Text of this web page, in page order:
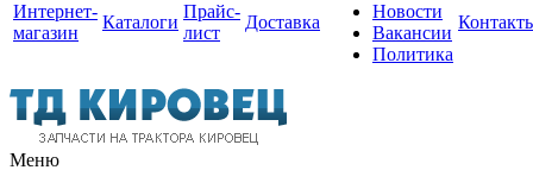
Интернет-
магазин
Каталоги
Прайс-
лист
Доставка
Новости
Вакансии
Политика
Меню